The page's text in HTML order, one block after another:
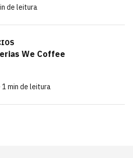
de leitura
We Coffee
min de leitura